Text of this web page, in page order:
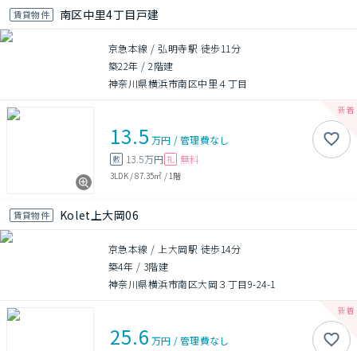
賃貸物件 南区中里4丁目戸建
京急本線 / 弘明寺駅 徒歩11分
築22年 /2階建
神奈川県横浜市南区中里４丁目
13.5 万円 /管理費なし
敷 13.5万円 礼 無料
3LDK/87.35㎡ / 1階
賃貸物件 Kolet上大岡06
京急本線 / 上大岡駅 徒歩14分
築4年 / 3階建
神奈川県横浜市南区大岡３丁目9-24-1
25.6 万円 /管理費なし